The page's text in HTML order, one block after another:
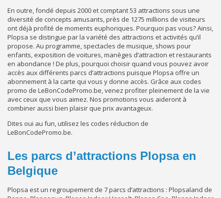
En outre, fondé depuis 2000 et comptant 53 attractions sous une
diversité de concepts amusants, près de 1275 millions de visiteurs
ont déjà profité de moments euphoriques. Pourquoi pas vous? Ainsi,
Plopsa se distingue par la variété des attractions et activités qu’il
propose. Au programme, spectacles de musique, shows pour
enfants, exposition de voitures, manèges d’attraction et restaurants
en abondance ! De plus, pourquoi choisir quand vous pouvez avoir
accès aux différents parcs d’attractions puisque Plopsa offre un
abonnement à la carte qui vous y donne accès. Grâce aux codes
promo de LeBonCodePromo.be, venez profiter pleinement de la vie
avec ceux que vous aimez. Nos promotions vous aideront à
combiner aussi bien plaisir que prix avantageux.
Dites oui au fun, utilisez les codes réduction de
LeBonCodePromo.be.
Les parcs d’attractions Plopsa en
Belgique
Plopsa est un regroupement de 7 parcs d’attractions : Plopsaland de